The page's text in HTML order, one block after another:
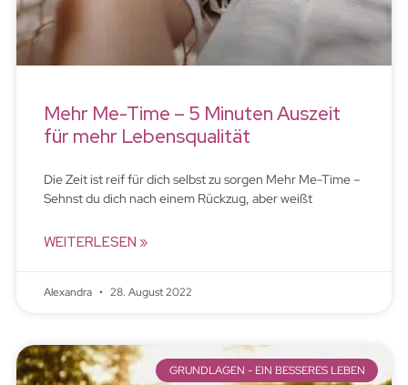
Mehr Me-Time – 5 Minuten Auszeit
für mehr Lebensqualität
Die Zeit ist reif für dich selbst zu sorgen Mehr Me-Time –
Sehnst du dich nach einem Rückzug, aber weißt
WEITERLESEN »
Alexandra 28. August 2022
GRUNDLAGEN - EIN BESSERES LEBEN